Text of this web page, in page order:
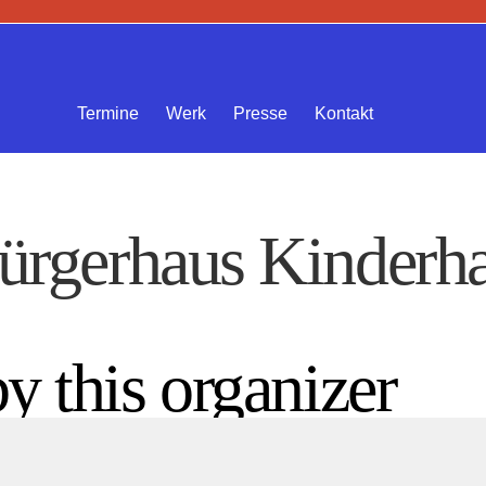
Termine
Werk Presse Kontakt
this organizer